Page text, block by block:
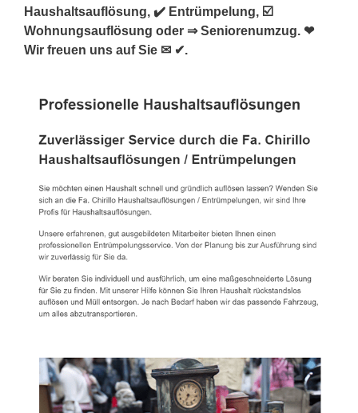
Haushaltsauflösung, ✔️ Entrümpelung, ☑️
Wohnungsauflösung oder ⇒ Seniorenumzug. ❤
Wir freuen uns auf Sie ✉ ✔.